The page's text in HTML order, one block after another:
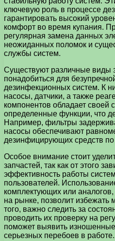
ключевую роль в процессе
гарантировать высокий
комфорт во время купания.
регулярная замена данных
неожиданных поломок и
службы систем.
Существуют различные виды
понадобиться для
дезинфекционных систем. К
насосы, датчики, а также
компонентов обладает своей
определенные функции, что
Например, фильтры
насосы обеспечивают
дезинфицирующих средств
Особое внимание стоит
запчастей, так как от этого
эффективность работы
пользователей.
комплектующих или
на рынке, позволит
того, важно следить за
проводить их проверку на
поможет выявить
серьезных перебоев в работе.